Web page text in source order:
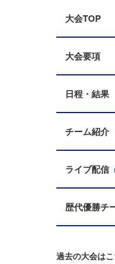
大会TOP
大会要項
日程・結果
チーム紹介
ライブ配信
歴代優勝チ
過去の大会は